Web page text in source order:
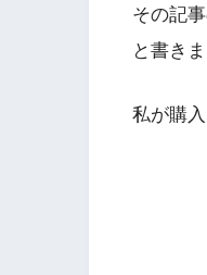
その記
と書き
私が購